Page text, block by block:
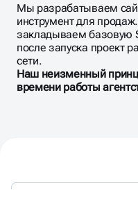
Мы разрабатываем
инструмент для
закладываем базовую
после запуска проект
сети.
Наш неизменный
времени работы